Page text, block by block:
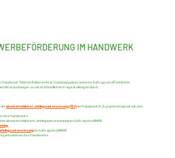
IM HANDWERK
führt im Rahmen ihrer Grundaufgaben sowie im Auftrag von öffentlichen
Untersuchungen zu unterschiedlichen Fragestellungen durch.
dieüberbetriebliche Lehrlingsunterweisung (ÜLU)im Handwerk in Zusammenarbeit mit den
des Handwerks
der überbetrieblichen Lehrlingsunterweisung im Auftrag des BMWE
im Auftrag des BMWE
des Handwerks